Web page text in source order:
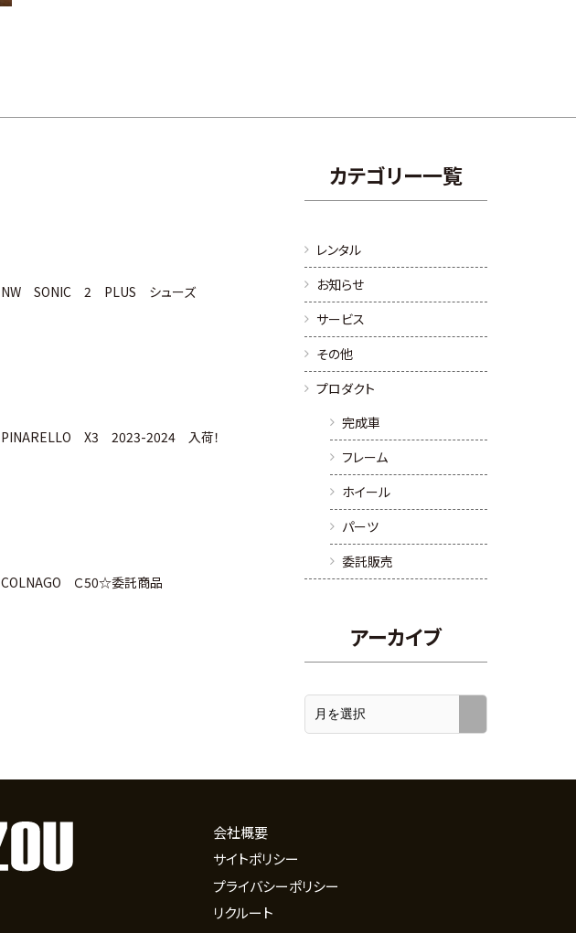
NW SONIC 2 PLUS シューズ
PINARELLO X3 2023-2024 入荷！
COLNAGO Ｃ50☆委託商品
カテゴリー一覧
レンタル
お知らせ
サービス
その他
プロダクト
完成車
フレーム
ホイール
パーツ
委託販売
アーカイブ
会社概要
サイトポリシー
プライバシーポリシー
リクルート